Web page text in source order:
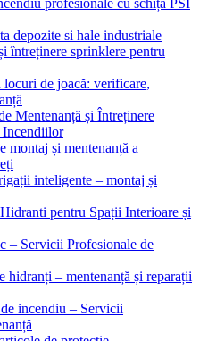
profesionale cu schiță PSI
depozite si hale industriale
întreținere sprinklere pentru
de joacă: verificare,
Mentenanță și Întreținere
Incendiilor
montaj și mentenanță a
inteligente – montaj și
pentru Spații Interioare și
– Servicii Profesionale de
hidranți – mentenanță și reparații
incendiu – Servicii